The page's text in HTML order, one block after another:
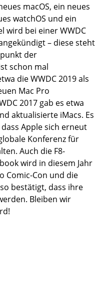
macOS, ein neues
watchOS und ein
wird bei einer WWDC
– diese steht
der
schon mal
die WWDC 2019 als
Mac Pro
2017 gab es etwa
aktualisierte iMacs. Es
Apple sich erneut
Konferenz für
Auch die F8-
wird in diesem Jahr
Comic-Con und die
bestätigt, dass ihre
Bleiben wir